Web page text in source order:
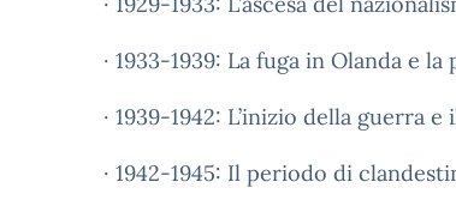
· 1933-1939: La fuga in Olanda e
· 1939-1942: L’inizio della guerra
· 1942-1945: Il periodo di